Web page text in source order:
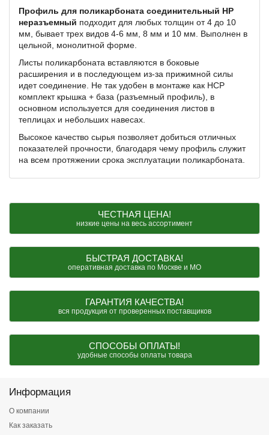
Профиль для поликарбоната соединительный HP
неразъемный подходит для любых толщин от 4 до 10
мм, бывает трех видов 4-6 мм, 8 мм и 10 мм. Выполнен в
цельной, монолитной форме.
Листы поликарбоната вставляются в боковые
расширения и в последующем из-за прижимной силы
идет соединение. Не так удобен в монтаже как HCP
комплект крышка + база (разъемный профиль), в
основном используется для соединения листов в
теплицах и небольших навесах.
Высокое качество сырья позволяет добиться отличных
показателей прочности, благодаря чему профиль служит
на всем протяжении срока эксплуатации поликарбоната.
ЧЕСТНАЯ ЦЕНА!
низкие цены на весь ассортимент
БЫСТРАЯ ДОСТАВКА!
оперативная доставка по Москве и МО
ГАРАНТИЯ КАЧЕСТВА!
вся продукция от проверенных поставщиков
СПОСОБЫ ОПЛАТЫ!
удобные способы оплаты товара
Информация
О компании
Как заказать